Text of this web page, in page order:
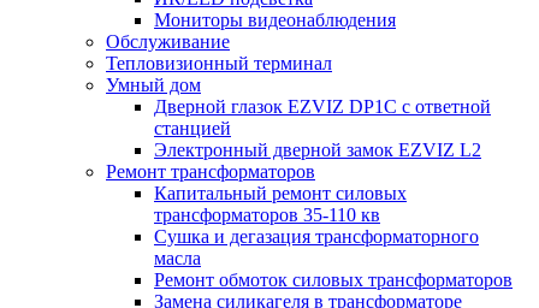
Мониторы видеонаблюдения
Обслуживание
Тепловизионный терминал
Умный дом
Дверной глазок EZVIZ DP1C с ответной
станцией
Электронный дверной замок EZVIZ L2
Ремонт трансформаторов
Капитальный ремонт силовых
трансформаторов 35-110 кв
Сушка и дегазация трансформаторного
масла
Ремонт обмоток силовых трансформаторов
Замена силикагеля в трансформаторе